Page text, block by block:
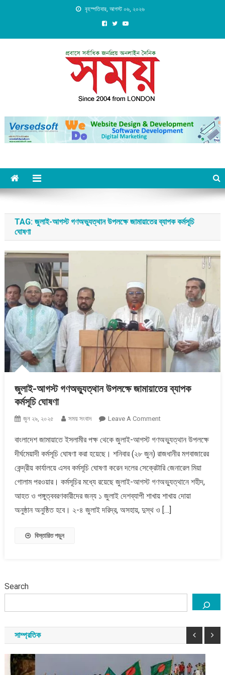
বৃহস্পতিবার, আগস্ট ০৬, ২০২৬
Daily Shomoy, Since 2004
from LONDON
TAG: জুলাই-আগস্ট গণঅভ্যুত্থান উপলক্ষে জামায়াতের ব্যাপক কর্মসূচি
ঘোষণা
জুলাই-আগস্ট গণঅভ্যুত্থান উপলক্ষে জামায়াতের ব্যাপক
কর্মসূচি ঘোষণা
জুন ২৯, ২০২৫ সময় সংবাদ Leave A CommentOn
আগস্ট
গণঅভ্যুত্থান
উপলক্ষে
ব্যাপক
কর্মসূচি
ঘোষণা
বাংলাদেশ জামায়াতে ইসলামীর পক্ষ থেকে জুলাই-আগস্ট গণঅভ্যুত্থান উপলক্ষে
দীর্ঘমেয়াদী কর্মসূচি ঘোষণা করা হয়েছে। শনিবার (২৮ জুন) রাজধানীর মগবাজারের
কেন্দ্রীয় কার্যালয়ে এসব কর্মসূচি ঘোষণা করেন দলের সেক্রেটারি জেনারেল মিয়া
গোলাম পরওয়ার। কর্মসূচির মধ্যে রয়েছে জুলাই-আগস্ট গণঅভ্যুত্থানে শহীদ,
আহত ও পঙ্গুত্ববরণকারীদের জন্য ১ জুলাই দেশব্যাপী শাখায় শাখায় দোয়া
অনুষ্ঠান অনুষ্ঠিত হবে। ২-৪ জুলাই দরিদ্র, অসহায়, দুস্থ ও […]
বিস্তারিত পড়ুন
Search
সাম্প্রতিক